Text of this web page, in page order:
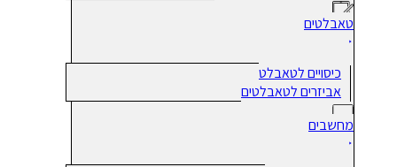
טאבלטים
כיסויים לטאבלט
אביזרים לטאבלטים
מחשבים